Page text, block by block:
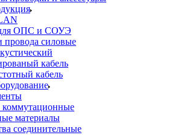
ОПС и СОУЭ
провода силовые
кабель
кабель
коммутационные
материалы
соединительные